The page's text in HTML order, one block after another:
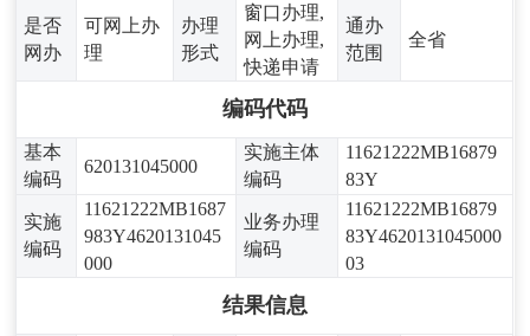
是否
网办
可网上办
理
办理
形式
窗口办理,
网上办理,
快递申请
通办
范围
全省
编码代码
基本
编码
620131045000
实施主体
编码
11621222MB16879
83Y
实施
编码
11621222MB1687
983Y4620131045
000
业务办理
编码
11621222MB16879
83Y4620131045000
03
结果信息